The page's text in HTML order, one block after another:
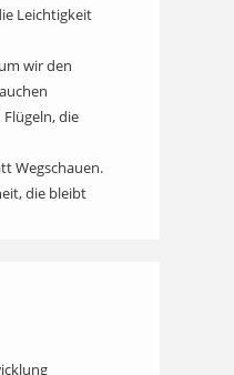
Leichtigkeit
wir den
die
Wegschauen.
die bleibt